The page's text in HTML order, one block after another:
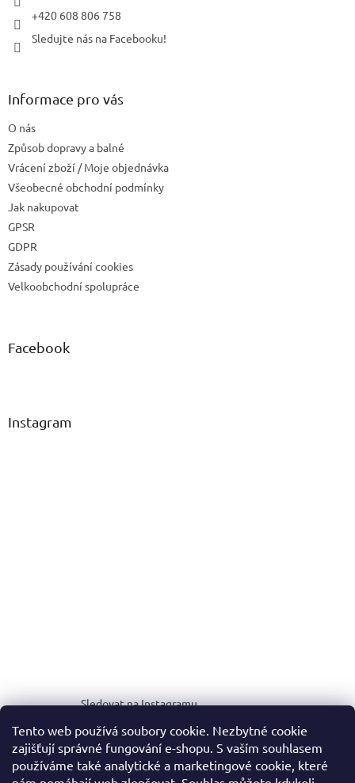
Tento web používá soubory cookie. Nezbytné cookie
zajišťují správné fungování e-shopu. S vaším souhlasem
používáme také analytické a marketingové cookie, které
+420 608 806 758
Sledujte nás na Facebooku!
Informace pro vás
O nás
Způsob dopravy a balné
Vrácení zboží / Moje objednávka
Všeobecné obchodní podmínky
Jak nakupovat
GPSR
GDPR
Zásady používání cookies
Velkoobchodní spolupráce
Facebook
Instagram
Sledovat na Instagramu
MEDIA KIT